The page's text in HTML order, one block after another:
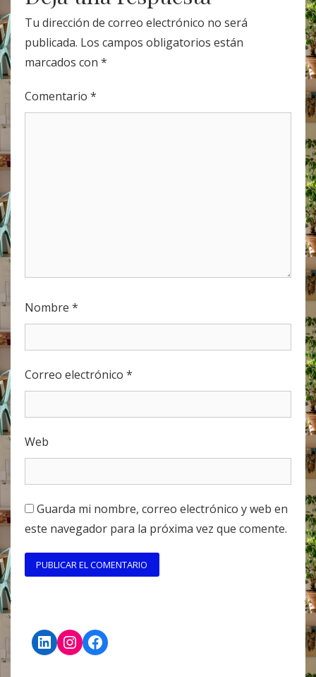
Tu dirección de correo electrónico no será
publicada. Los campos obligatorios están
marcados con *
Comentario *
Nombre *
Correo electrónico *
Web
Guarda mi nombre, correo electrónico y web en
este navegador para la próxima vez que comente.
LinkedIn
Instagram
Facebook